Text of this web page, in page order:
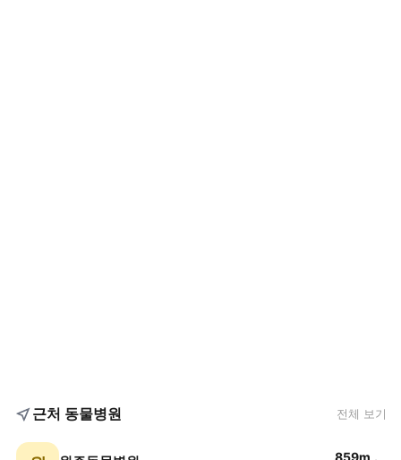
근처 동물병원 전체 보기
859m